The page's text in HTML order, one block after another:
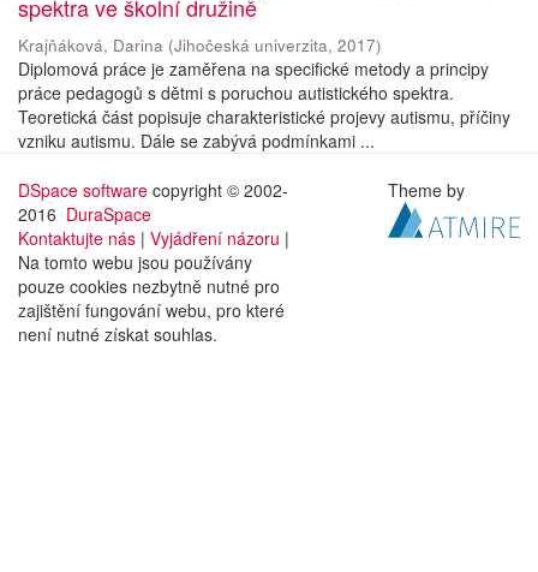
spektra ve školní družině
Krajňáková, Darina (Jihočeská univerzita, 2017)
Diplomová práce je zaměřena na specifické metody a principy
práce pedagogů s dětmi s poruchou autistického spektra.
Teoretická část popisuje charakteristické projevy autismu, příčiny
vzniku autismu. Dále se zabývá podmínkami ...
DSpace software copyright © 2002-
2016 DuraSpace
Kontaktujte nás | Vyjádření názoru |
Na tomto webu jsou používány
pouze cookies nezbytně nutné pro
zajištění fungování webu, pro které
není nutné získat souhlas.
Theme by